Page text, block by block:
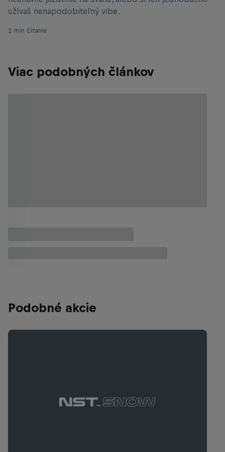
užívaš nenapodobiteľný vibe.
1 min čítanie
Viac podobných článkov
Podobné akcie